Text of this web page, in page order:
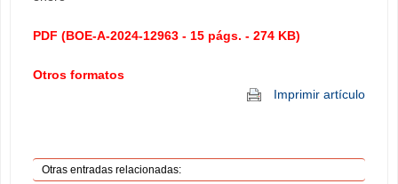
PDF (BOE-A-2024-12963 - 15 págs. - 274 KB)
Otros formatos
Imprimir artículo
Otras entradas relacionadas: